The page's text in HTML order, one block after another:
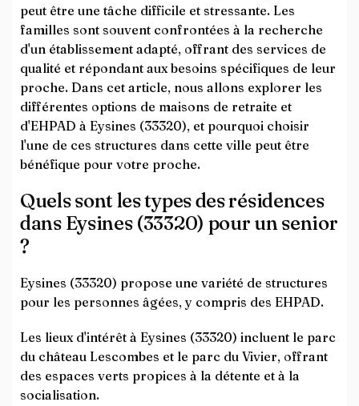
peut être une tâche difficile et stressante. Les
familles sont souvent confrontées à la recherche
d'un établissement adapté, offrant des services de
qualité et répondant aux besoins spécifiques de leur
proche. Dans cet article, nous allons explorer les
différentes options de maisons de retraite et
d'EHPAD à Eysines (33320), et pourquoi choisir
l'une de ces structures dans cette ville peut être
bénéfique pour votre proche.
Quels sont les types des résidences
dans Eysines (33320) pour un senior
?
Eysines (33320) propose une variété de structures
pour les personnes âgées, y compris des EHPAD.
Les lieux d'intérêt à Eysines (33320) incluent le parc
du château Lescombes et le parc du Vivier, offrant
des espaces verts propices à la détente et à la
socialisation.